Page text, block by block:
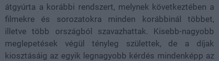
átgyúrta a korábbi rendszert, melynek következtében a
filmekre és sorozatokra minden korábbinál többet,
illetve több országból szavazhattak. Kisebb-nagyobb
meglepetések végül tényleg születtek, de a díjak
kiosztásáig az egyik legnagyobb kérdés mindenképp az